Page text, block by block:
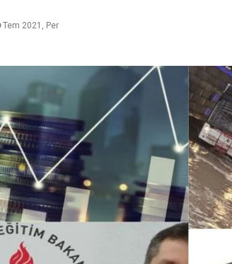
Tem 2021, Per